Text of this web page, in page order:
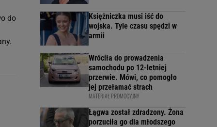
do
Księżniczka musi iść do
wojska. Tyle czasu spędzi w
armii
Wróciła do prowadzenia
samochodu po 12-letniej
przerwie. Mówi, co pomogło
jej przełamać strach
MATERIAŁ PROMOCYJNY
Łągwa został zdradzony. Żona
porzuciła go dla młodszego
celów identyfikacji.
reklam i treści,